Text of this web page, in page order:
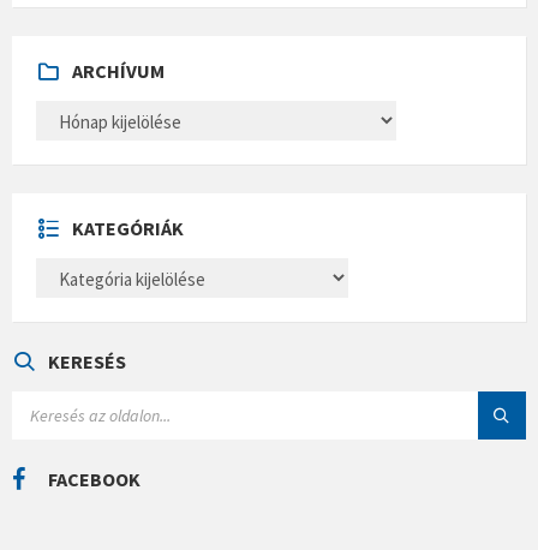
ARCHÍVUM
H
U
M
KATEGÓRIÁK
E
Á
KERESÉS
C
H
FACEBOOK